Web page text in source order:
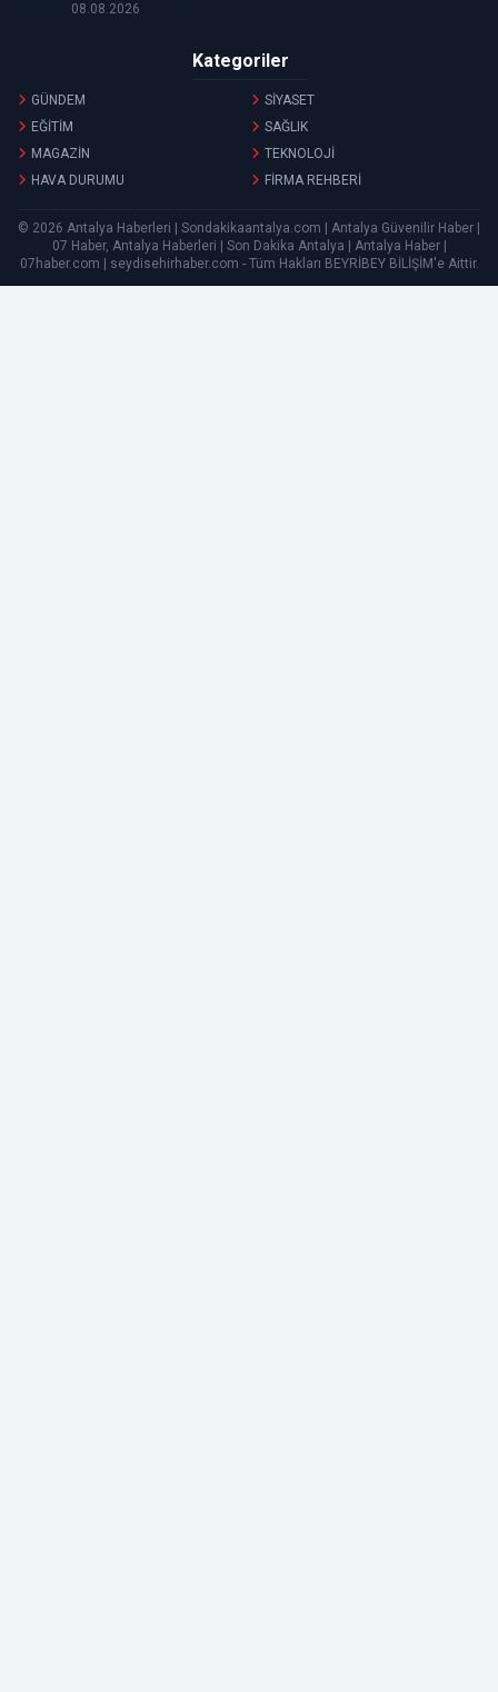
08.08.2026
Kategoriler
GÜNDEM
SİYASET
EĞİTİM
SAĞLIK
MAGAZİN
TEKNOLOJİ
HAVA DURUMU
FİRMA REHBERİ
© 2026 Antalya Haberleri | Sondakikaantalya.com | Antalya Güvenilir Haber |
07 Haber, Antalya Haberleri | Son Dakika Antalya | Antalya Haber |
07haber.com | seydisehirhaber.com - Tüm Hakları BEYRİBEY BİLİŞİM 'e Aittir.